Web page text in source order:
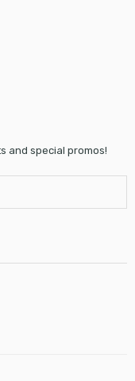
and special promos!